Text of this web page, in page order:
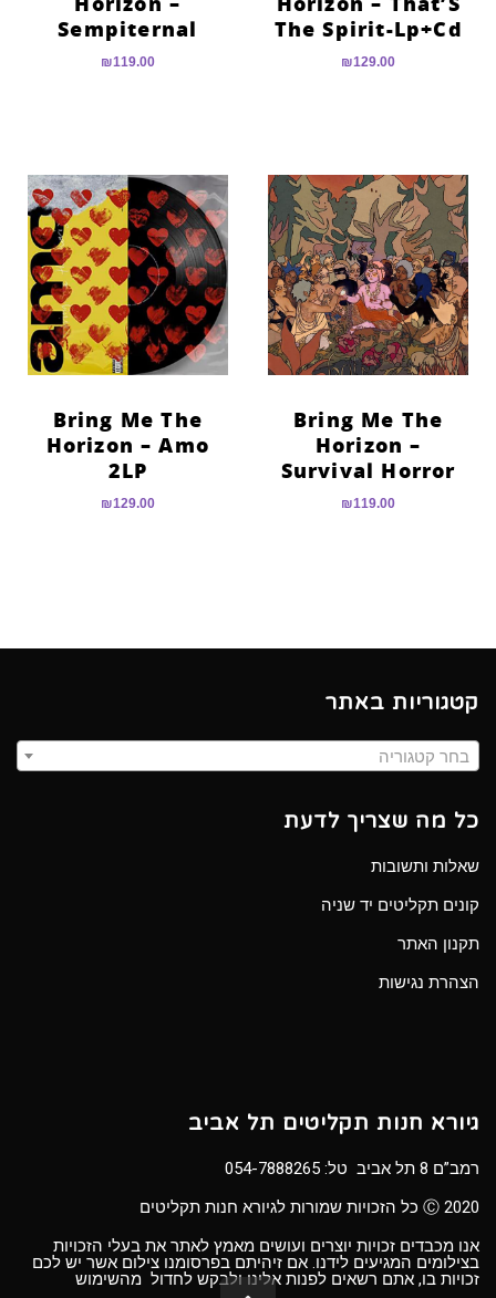
The Spirit-Lp+Cd
₪129.00
Sempiternal
₪119.00
Bring Me The
Horizon –
Survival Horror
₪119.00
Bring Me The
Horizon – Amo
2LP
₪129.00
קטגוריות באתר
בחר קטגוריה
כל מה שצריך לדעת
שאלות ותשובות
קונים תקליטים יד שניה
תקנון האתר
הצהרת נגישות
גיורא חנות תקליטים תל אביב
רמב”ם 8 תל אביב טל:
054-7888265
Ⓒ 2020 כל הזכויות שמורות לגיורא חנות תקליטים
אנו מכבדים זכויות יוצרים ועושים מאמץ לאתר את בעלי הזכויות
בצילומים המגיעים לידנו. אם זיהיתם בפרסומנו צילום אשר יש לכם
זכויות בו, אתם רשאים לפנות אלינו ולבקש לחדול מהשימוש